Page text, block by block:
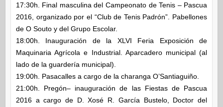
17:30h. Final masculina del Campeonato de Tenis – Pascua
2016, organizado por el “Club de Tenis Padrón”. Pabellones
de O Souto y del Grupo Escolar.
18:00h. Inauguración de la XLVI Feria Exposición de
Maquinaria Agrícola e Industrial. Aparcadero municipal (al
lado de la guardería municipal).
19:00h. Pasacalles a cargo de la charanga O’Santiaguiño.
21:00h. Pregón– inauguración de las Fiestas de Pascua
2016 a cargo de D. Xosé R. García Bustelo, Doctor del